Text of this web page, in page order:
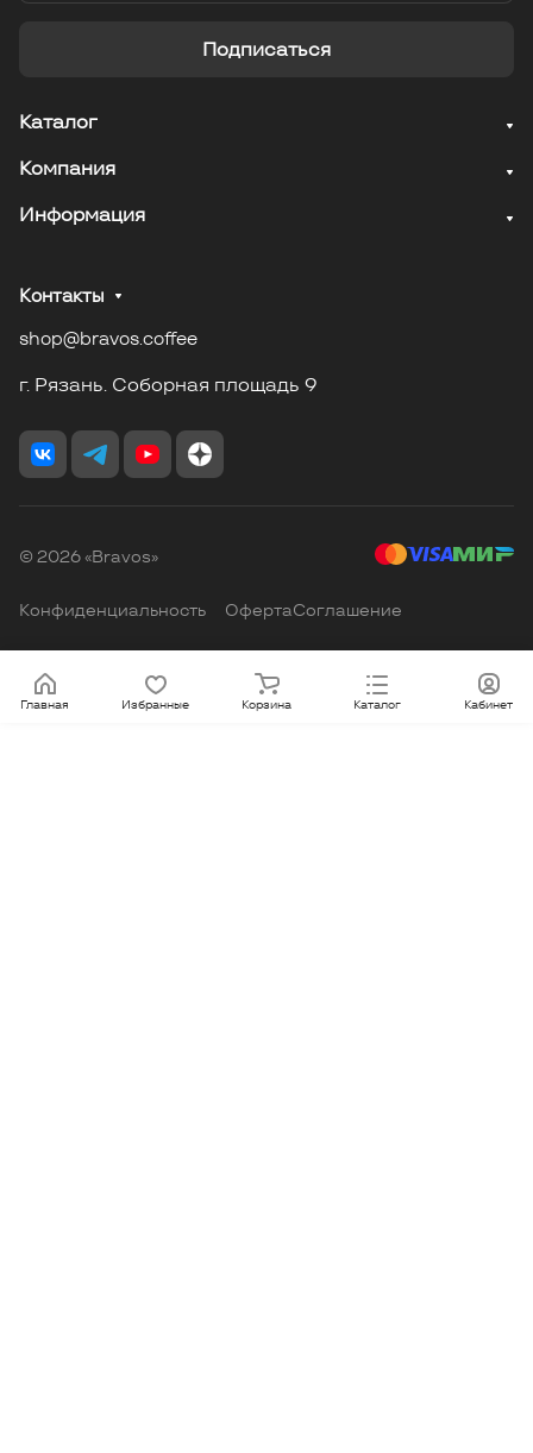
Главная Избранные Корзина Каталог Кабинет
Подписаться
Каталог
Компания
Информация
Контакты
shop@bravos.coffee
г. Рязань. Соборная площадь 9
© 2026 «Bravos»
Конфиденциальность ОфертаСоглашение